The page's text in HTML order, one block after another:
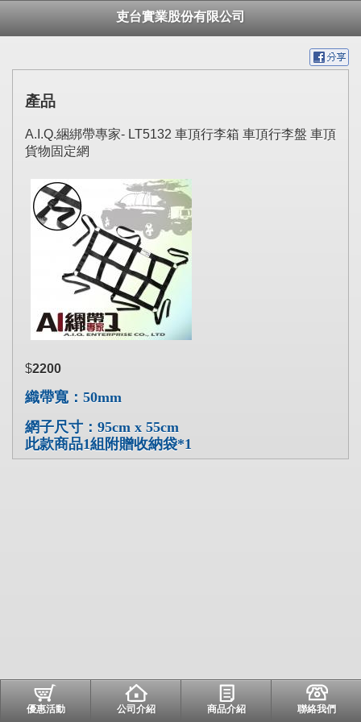
吏台實業股份有限公司
產品
A.I.Q.綑綁帶專家- LT5132 車頂行李箱 車頂行李盤 車頂
貨物固定網
$2200
織帶寬：50mm
網子尺寸：95cm x 55cm
此款商品1組附贈收納袋*1
優惠活動 公司介紹 商品介紹 聯絡我們